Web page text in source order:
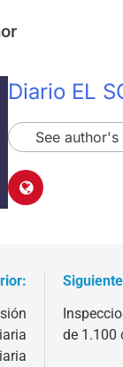
Diario EL
See
de 1.100